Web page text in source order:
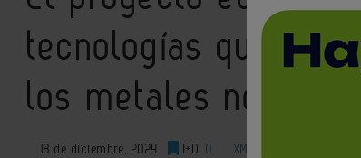
tecnologías que
los metales no férreos
18 de diciembre, 2024 I+D 0 XML